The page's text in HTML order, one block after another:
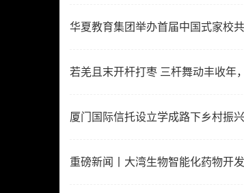
华夏教育集团举办首届中国式家校
若羌且末开杆打枣 三杆舞动丰收年
厦门国际信托设立学成路下乡村振
重磅新闻丨大湾生物智能化药物开